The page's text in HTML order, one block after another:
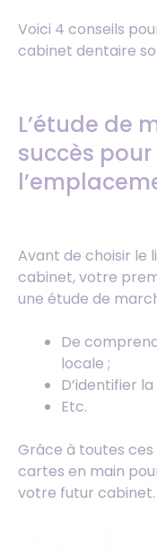
Voici 4 conseils
cabinet dentaire
L’étude de
succès
Avant de choisir le
cabinet, votre
une étude de
De
locale ;
D’identifier
Etc.
Grâce à toutes ces
cartes en main
votre futur cabinet.